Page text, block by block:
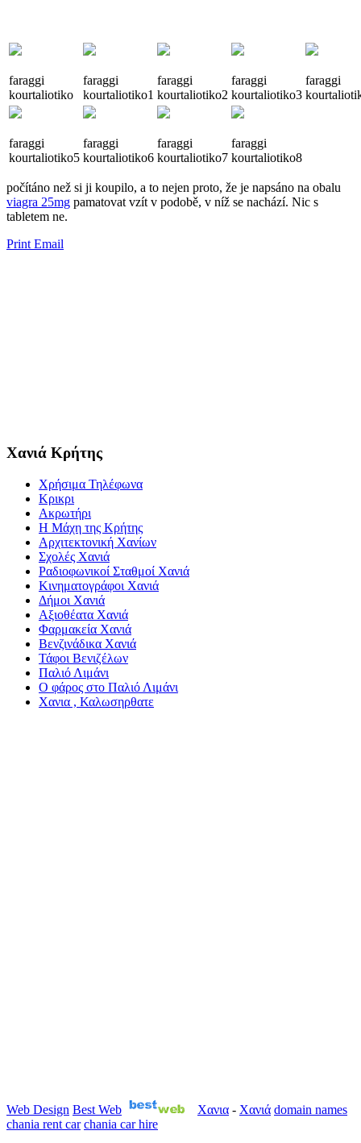
faraggi
kourtaliotiko
faraggi
kourtaliotiko1
faraggi
kourtaliotiko2
faraggi
kourtaliotiko3
faraggi
faraggi
kourtaliotiko5
faraggi
kourtaliotiko6
faraggi
kourtaliotiko7
faraggi
kourtaliotiko8
​​počítáno než si ji koupilo, a to nejen proto, že je napsáno na obalu
viagra 25mg pamatovat vzít v podobě, v níž se ​​nachází. Nic s
tabletem ne.
Print Email
Χανιά Κρήτης
Χρήσιμα Τηλέφωνα
Κρικρι
Ακρωτήρι
Η Μάχη της Κρήτης
Αρχιτεκτονική Χανίων
Σχολές Χανιά
Ραδιοφωνικοί Σταθμοί Χανιά
Κινηματογράφοι Χανιά
Δήμοι Χανιά
Αξιοθέατα Χανιά
Φαρμακεία Χανιά
Βενζινάδικα Χανιά
Τάφοι Βενιζέλων
Παλιό Λιμάνι
Ο φάρος στο Παλιό Λιμάνι
Χανια , Καλωσηρθατε
Web Design Best Web Χανια - Χανιά domain names
chania rent car chania car hire